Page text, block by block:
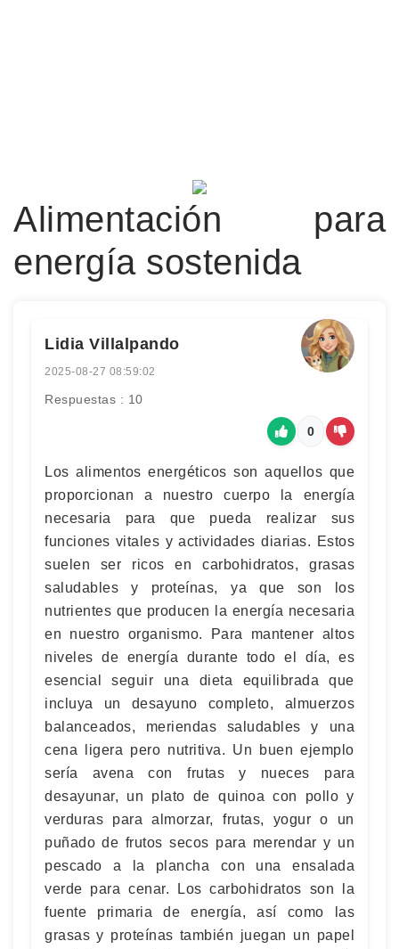
Alimentación para
energía sostenida
Lidia Villalpando
2025-08-27 08:59:02
Respuestas : 10
0
Los alimentos energéticos son aquellos que
proporcionan a nuestro cuerpo la energía
necesaria para que pueda realizar sus
funciones vitales y actividades diarias. Estos
suelen ser ricos en carbohidratos, grasas
saludables y proteínas, ya que son los
nutrientes que producen la energía necesaria
en nuestro organismo. Para mantener altos
niveles de energía durante todo el día, es
esencial seguir una dieta equilibrada que
incluya un desayuno completo, almuerzos
balanceados, meriendas saludables y una
cena ligera pero nutritiva. Un buen ejemplo
sería avena con frutas y nueces para
desayunar, un plato de quinoa con pollo y
verduras para almorzar, frutas, yogur o un
puñado de frutos secos para merendar y un
pescado a la plancha con una ensalada
verde para cenar. Los carbohidratos son la
fuente primaria de energía, así como las
grasas y proteínas también juegan un papel